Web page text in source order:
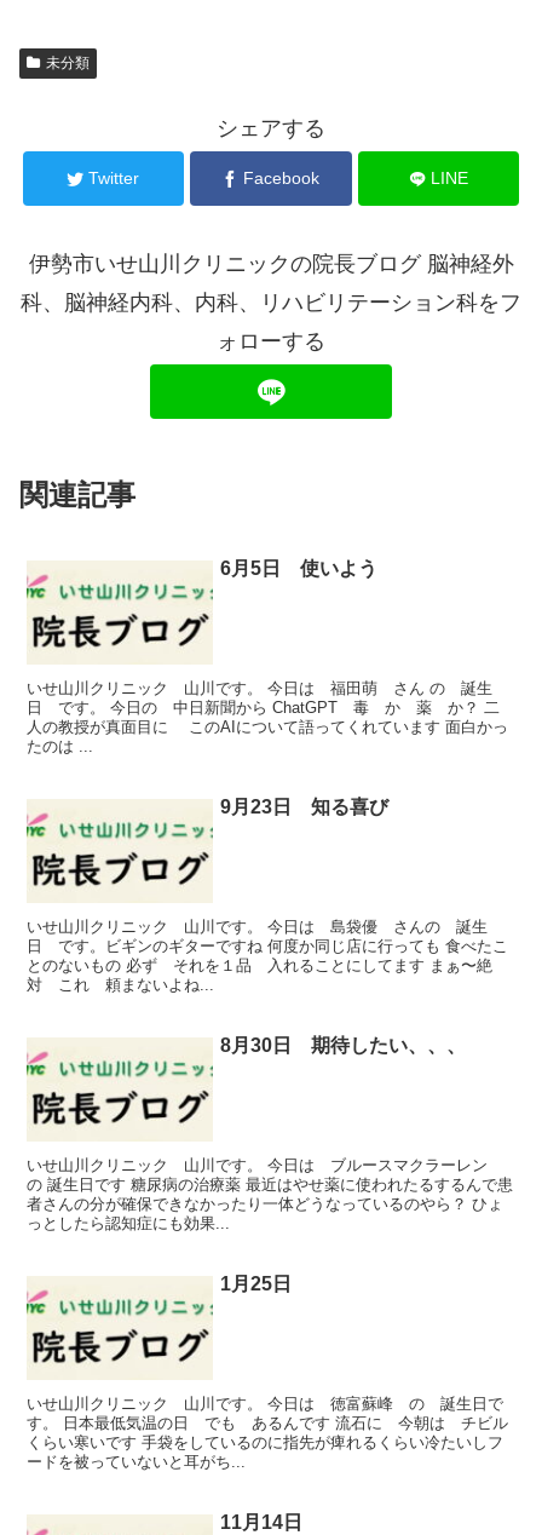
未分類
シェアする
Twitter Facebook LINE
伊勢市いせ山川クリニックの院長ブログ 脳神経外
科、脳神経内科、内科、リハビリテーション科をフ
ォローする
関連記事
6月5日 使いよう
いせ山川クリニック 山川です。 今日は 福田萌 さん の 誕生
日 です。 今日の 中日新聞から ChatGPT 毒 か 薬 か？ 二
人の教授が真面目に このAIについて語ってくれています 面白かっ
たのは ...
9月23日 知る喜び
いせ山川クリニック 山川です。 今日は 島袋優 さんの 誕生
日 です。ビギンのギターですね 何度か同じ店に行っても 食べたこ
とのないもの 必ず それを１品 入れることにしてます まぁ〜絶
対 これ 頼まないよね...
8月30日 期待したい、、、
いせ山川クリニック 山川です。 今日は ブルースマクラーレン
の 誕生日です 糖尿病の治療薬 最近はやせ薬に使われたるするんで患
者さんの分が確保できなかったり一体どうなっているのやら？ ひょ
っとしたら認知症にも効果...
1月25日
いせ山川クリニック 山川です。 今日は 徳富蘇峰 の 誕生日で
す。 日本最低気温の日 でも あるんです 流石に 今朝は チビル
くらい寒いです 手袋をしているのに指先が痺れるくらい冷たいしフ
ードを被っていないと耳がち...
11月14日